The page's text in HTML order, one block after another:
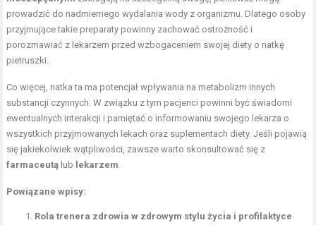
prowadzić do nadmiernego wydalania wody z organizmu. Dlatego osoby
przyjmujące takie preparaty powinny zachować ostrożność i
porozmawiać z lekarzem przed wzbogaceniem swojej diety o natkę
pietruszki.
Co więcej, natka ta ma potencjał wpływania na metabolizm innych
substancji czynnych. W związku z tym pacjenci powinni być świadomi
ewentualnych interakcji i pamiętać o informowaniu swojego lekarza o
wszystkich przyjmowanych lekach oraz suplementach diety. Jeśli pojawią
się jakiekolwiek wątpliwości, zawsze warto skonsultować się z
farmaceutą lub lekarzem
Powiązane wpisy:
Rola trenera zdrowia w zdrowym stylu życia i profilaktyce